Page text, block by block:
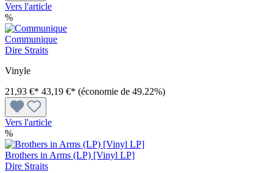
Vers l'article
%
Communique
Dire Straits
Vinyle
21,93 €* 43,19 €* (économie de 49.22%)
Vers l'article
%
Brothers in Arms (LP) [Vinyl LP]
Dire Straits